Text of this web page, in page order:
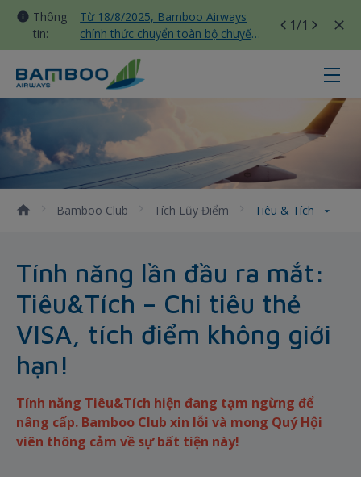
Thông
tin:
Từ 18/8/2025, Bamboo Airways
chính thức chuyển toàn bộ chuyến
bay nội địa sang nhà ga T3 Tân
Sơn Nhất
1/1
Tiêu &amp; Tích - Bamboo
Bamboo Club Tích Lũy Điểm Tiêu & Tích
Tính năng lần đầu ra mắt:
Tiêu&Tích – Chi tiêu thẻ
VISA, tích điểm không giới
hạn!
Tính năng Tiêu&Tích hiện đang tạm ngừng để
nâng cấp. Bamboo Club xin lỗi và mong Quý Hội
viên thông cảm về sự bất tiện này!